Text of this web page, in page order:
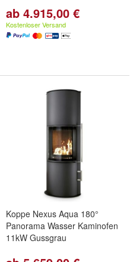
ab 4.915,00 €
Kostenloser Versand
Koppe Nexus Aqua 180°
Panorama Wasser Kaminofen
11kW Gussgrau